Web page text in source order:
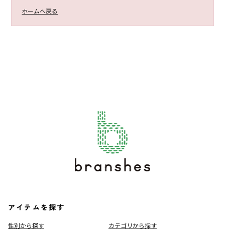
ホームへ戻る
アイテムを探す
性別から探す
カテゴリから探す